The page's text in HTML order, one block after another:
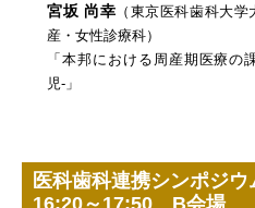
宮坂 尚幸 （東京医科歯科大
産・女性診療科）
「本邦における周産期医療
児‐」
医科歯科連携シンポジ
16:20～17:50 B会場